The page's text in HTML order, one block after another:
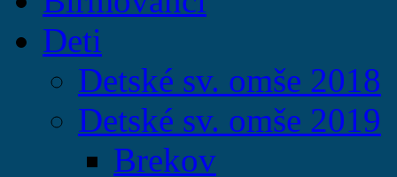
Deti
Detské sv. omše 2018
Detské sv. omše 2019
Brekov